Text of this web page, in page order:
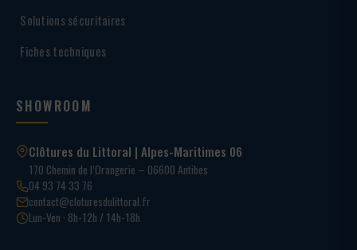
Solutions sécuritaires
Fiches techniques
SHOWROOM
Clôtures du Littoral | Alpes-Maritimes 06
170 Chemin de l’Orangerie – 06600 Antibes
04 93 74 33 76
contact@cloturesdulittoral.fr
Lun-Ven · 8h-12h / 14h-18h